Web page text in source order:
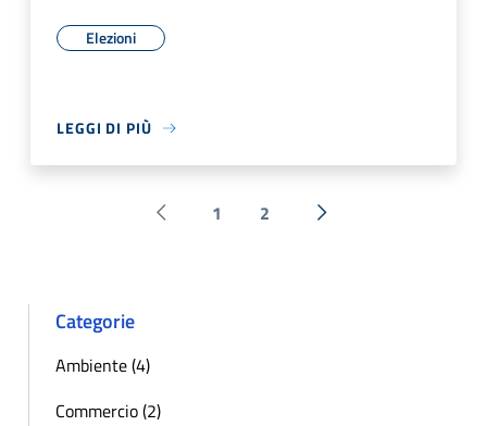
Elezioni
LEGGI DI PIÙ
Pagina precedente
1 2 Successiva »
Categorie
Ambiente (4)
Commercio (2)